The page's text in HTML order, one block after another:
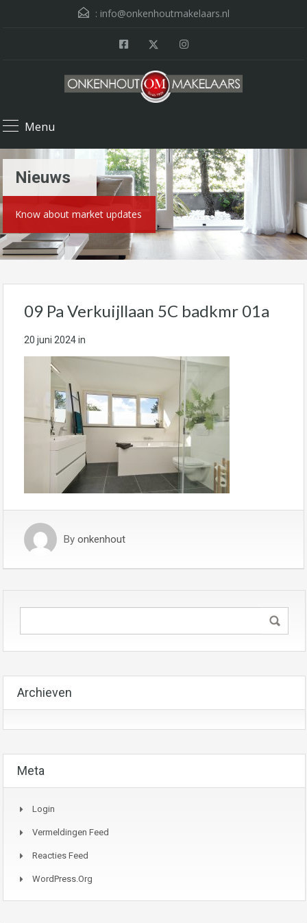
: info@onkenhoutmakelaars.nl
Menu
Nieuws
Know about market updates
09 Pa Verkuijllaan 5C badkmr 01a
20 juni 2024in
By onkenhout
Archieven
Meta
Login
Vermeldingen Feed
Reacties Feed
WordPress.org